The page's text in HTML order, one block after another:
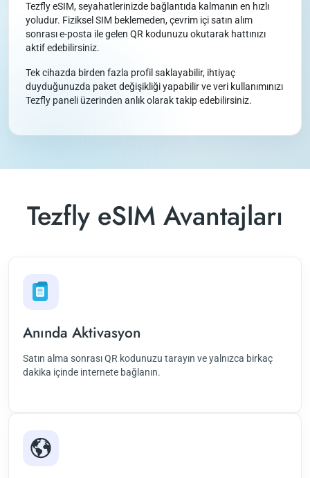
Tezfly eSIM, seyahatlerinizde bağlantıda kalmanın en hızlı
yoludur. Fiziksel SIM beklemeden, çevrim içi satın alım
sonrası e-posta ile gelen QR kodunuzu okutarak hattınızı
aktif edebilirsiniz.
Tek cihazda birden fazla profil saklayabilir, ihtiyaç
duyduğunuzda paket değişikliği yapabilir ve veri kullanımınızı
Tezfly paneli üzerinden anlık olarak takip edebilirsiniz.
Tezfly eSIM Avantajları
Anında Aktivasyon
Satın alma sonrası QR kodunuzu tarayın ve yalnızca birkaç
dakika içinde internete bağlanın.